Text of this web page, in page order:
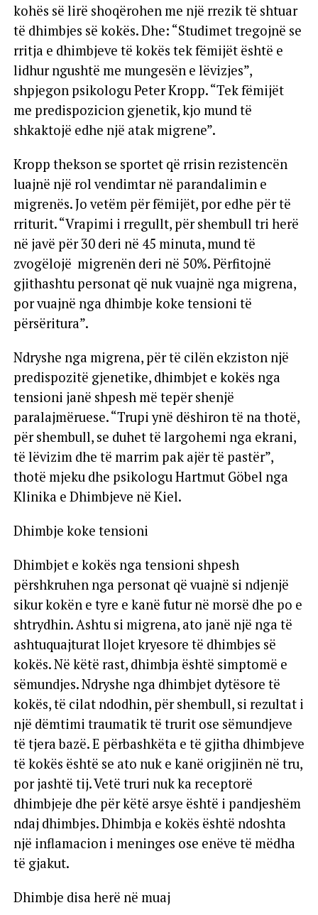
kohës së lirë shoqërohen me një rrezik të shtuar
të dhimbjes së kokës. Dhe: “Studimet tregojnë se
rritja e dhimbjeve të kokës tek fëmijët është e
lidhur ngushtë me mungesën e lëvizjes”,
shpjegon psikologu Peter Kropp. “Tek fëmijët
me predispozicion gjenetik, kjo mund të
shkaktojë edhe një atak migrene”.
Kropp thekson se sportet që rrisin rezistencën
luajnë një rol vendimtar në parandalimin e
migrenës. Jo vetëm për fëmijët, por edhe për të
rriturit. “Vrapimi i rregullt, për shembull tri herë
në javë për 30 deri në 45 minuta, mund të
zvogëlojë migrenën deri në 50%. Përfitojnë
gjithashtu personat që nuk vuajnë nga migrena,
por vuajnë nga dhimbje koke tensioni të
përsëritura”.
Ndryshe nga migrena, për të cilën ekziston një
predispozitë gjenetike, dhimbjet e kokës nga
tensioni janë shpesh më tepër shenjë
paralajmëruese. “Trupi ynë dëshiron të na thotë,
për shembull, se duhet të largohemi nga ekrani,
të lëvizim dhe të marrim pak ajër të pastër”,
thotë mjeku dhe psikologu Hartmut Göbel nga
Klinika e Dhimbjeve në Kiel.
Dhimbje koke tensioni
Dhimbjet e kokës nga tensioni shpesh
përshkruhen nga personat që vuajnë si ndjenjë
sikur kokën e tyre e kanë futur në morsë dhe po e
shtrydhin. Ashtu si migrena, ato janë një nga të
ashtuquajturat llojet kryesore të dhimbjes së
kokës. Në këtë rast, dhimbja është simptomë e
sëmundjes. Ndryshe nga dhimbjet dytësore të
kokës, të cilat ndodhin, për shembull, si rezultat i
një dëmtimi traumatik të trurit ose sëmundjeve
të tjera bazë. E përbashkëta e të gjitha dhimbjeve
të kokës është se ato nuk e kanë origjinën në tru,
por jashtë tij. Vetë truri nuk ka receptorë
dhimbjeje dhe për këtë arsye është i pandjeshëm
ndaj dhimbjes. Dhimbja e kokës është ndoshta
një inflamacion i meninges ose enëve të mëdha
të gjakut.
Dhimbje disa herë në muaj